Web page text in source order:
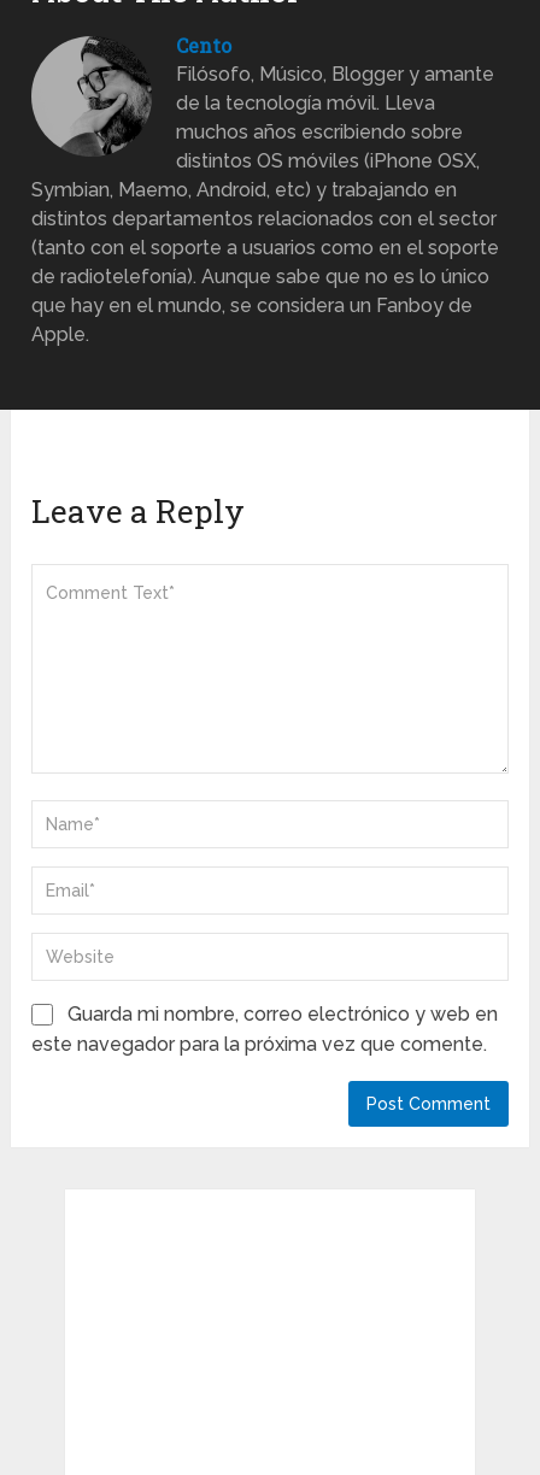
Cento
Filósofo, Músico, Blogger y amante
de la tecnología móvil. Lleva
muchos años escribiendo sobre
distintos OS móviles (iPhone OSX,
Symbian, Maemo, Android, etc) y trabajando en
distintos departamentos relacionados con el sector
(tanto con el soporte a usuarios como en el soporte
de radiotelefonía). Aunque sabe que no es lo único
que hay en el mundo, se considera un Fanboy de
Apple.
Leave a Reply
Guarda mi nombre, correo electrónico y web en
este navegador para la próxima vez que comente.